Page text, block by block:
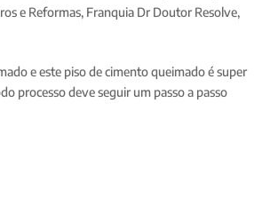
e Reformas, Franquia Dr Doutor Resolve,
e este piso de cimento queimado é super
processo deve seguir um passo a passo